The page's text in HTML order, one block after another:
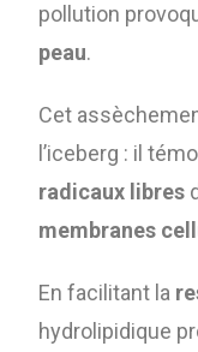
pollution
peau.
Cet
l’iceberg : il
radicaux libres
membranes
En facilitant la
hydrolipidique